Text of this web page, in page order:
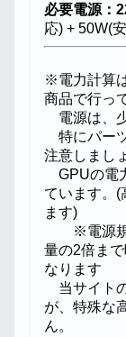
必要電源：
応) + 50W(
※電力計算
商品で行っ
電源は、
特にパー
注意しまし
GPUの電
ています。(
ます)
※電源
量の2倍ま
なります
当サイト
が、特殊な
ん。